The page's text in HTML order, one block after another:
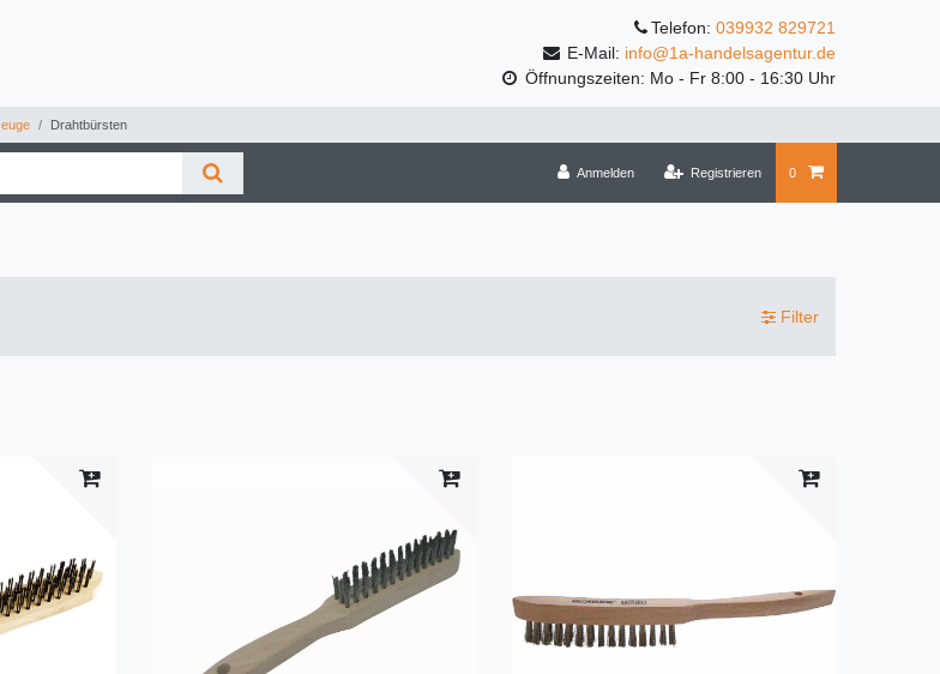
Telefon: 039932 829721
E-Mail: info@1a-handelsagentur.de
Öffnungszeiten: Mo - Fr 8:00 - 16:30 Uhr
Drahtbürsten
Anmelden Registrieren 0
Filter